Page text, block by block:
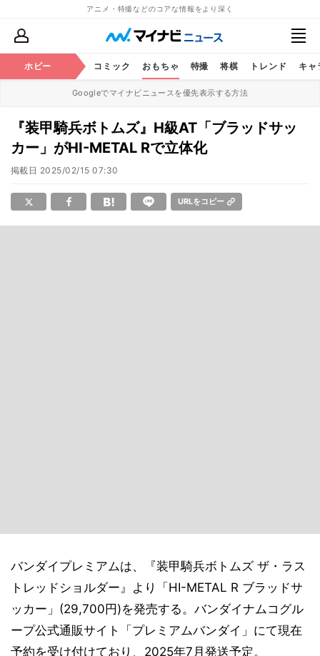
アニメ・特撮などのコアな情報をより深く
ホビー
アニメ コミック おもちゃ 特撮 将棋 トレンド キャ
Googleでマイナビニュースを優先表示する方法
『装甲騎兵ボトムズ』H級AT「ブラッドサッ
カー」がHI-METAL Rで立体化
掲載日 2025/02/15 07:30
URLをコピー
バンダイプレミアムは、『装甲騎兵ボトムズ ザ・ラス
トレッドショルダー』より「HI-METAL R ブラッドサ
ッカー」(29,700円)を発売する。バンダイナムコグル
ープ公式通販サイト「プレミアムバンダイ」にて現在
予約を受け付けており、2025年7月発送予定。